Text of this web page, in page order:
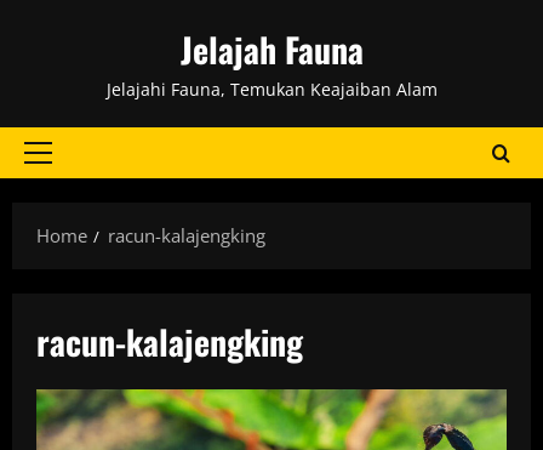
Jelajah Fauna
Jelajahi Fauna, Temukan Keajaiban Alam
Primary
Home
racun-kalajengking
racun-kalajengking